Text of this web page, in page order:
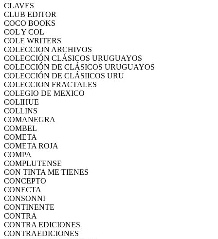
CLAVES
CLUB EDITOR
COCO BOOKS
COL Y COL
COLE WRITERS
COLECCION ARCHIVOS
COLECCIÓN CLÁSICOS URUGUAYOS
COLECCIÓN DE CLÁSICOS URUGUAYOS
COLECCIÓN DE CLÁSIICOS URU
COLECCION FRACTALES
COLEGIO DE MEXICO
COLIHUE
COLLINS
COMANEGRA
COMBEL
COMETA
COMETA ROJA
COMPA
COMPLUTENSE
CON TINTA ME TIENES
CONCEPTO
CONECTA
CONSONNI
CONTINENTE
CONTRA
CONTRA EDICIONES
CONTRAEDICIONES